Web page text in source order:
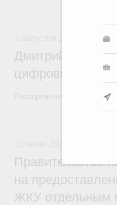
Дмитрий
цифровых
Распоряжение от 25 июля
Правительство
на
ЖКУ отдельным